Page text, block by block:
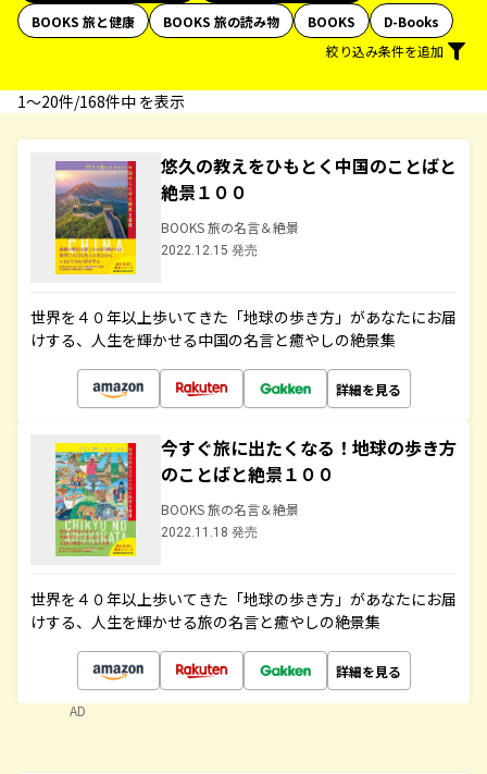
BOOKS 旅と健康
BOOKS 旅の読み物 BOOKS
D-Books
絞り込み条件を追加
1〜20件/168件中 を表示
悠久の教えをひもとく中国のことばと
絶景１００
BOOKS 旅の名言＆絶景
2022.12.15 発売
世界を４０年以上歩いてきた「地球の歩き方」があなたにお届
けする、人生を輝かせる中国の名言と癒やしの絶景集
詳細を見る
今すぐ旅に出たくなる！地球の歩き方
のことばと絶景１００
BOOKS 旅の名言＆絶景
2022.11.18 発売
世界を４０年以上歩いてきた「地球の歩き方」があなたにお届
けする、人生を輝かせる旅の名言と癒やしの絶景集
詳細を見る
AD